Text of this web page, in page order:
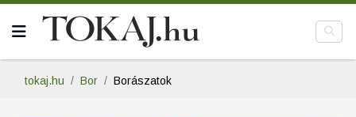
tokaj.hu Bor Borászatok